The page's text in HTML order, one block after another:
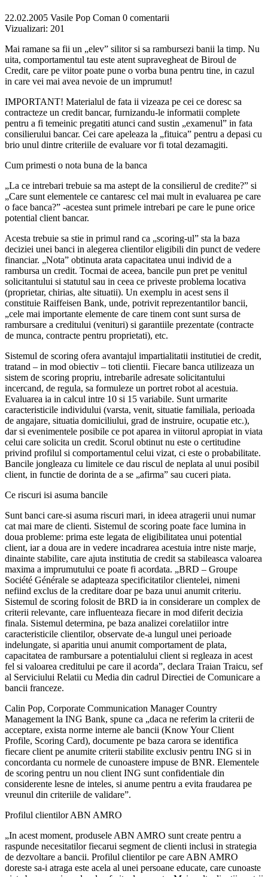
22.02.2005 Vasile Pop Coman 0 comentarii
Vizualizari: 201
Mai ramane sa fii un „elev” silitor si sa rambursezi banii la timp. Nu
uita, comportamentul tau este atent supravegheat de Biroul de
Credit, care pe viitor poate pune o vorba buna pentru tine, in cazul
in care vei mai avea nevoie de un imprumut!
IMPORTANT! Materialul de fata ii vizeaza pe cei ce doresc sa
contracteze un credit bancar, furnizandu-le informatii complete
pentru a fi temeinic pregatiti atunci cand sustin „examenul” in fata
consilierului bancar. Cei care apeleaza la „fituica” pentru a depasi cu
brio unul dintre criteriile de evaluare vor fi total dezamagiti.
Cum primesti o nota buna de la banca
„La ce intrebari trebuie sa ma astept de la consilierul de credite?” si
„Care sunt elementele ce cantaresc cel mai mult in evaluarea pe care
o face banca?” -acestea sunt primele intrebari pe care le pune orice
potential client bancar.
Acesta trebuie sa stie in primul rand ca „scoring-ul” sta la baza
deciziei unei banci in alegerea clientilor eligibili din punct de vedere
financiar. „Nota” obtinuta arata capacitatea unui individ de a
rambursa un credit. Tocmai de aceea, bancile pun pret pe venitul
solicitantului si statutul sau in ceea ce priveste problema locativa
(proprietar, chirias, alte situatii). Un exemplu in acest sens il
constituie Raiffeisen Bank, unde, potrivit reprezentantilor bancii,
„cele mai importante elemente de care tinem cont sunt sursa de
rambursare a creditului (venituri) si garantiile prezentate (contracte
de munca, contracte pentru proprietati), etc.
Sistemul de scoring ofera avantajul impartialitatii institutiei de credit,
tratand – in mod obiectiv – toti clientii. Fiecare banca utilizeaza un
sistem de scoring propriu, intrebarile adresate solicitantului
incercand, de regula, sa formuleze un portret robot al acestuia.
Evaluarea ia in calcul intre 10 si 15 variabile. Sunt urmarite
caracteristicile individului (varsta, venit, situatie familiala, perioada
de angajare, situatia domiciliului, grad de instruire, ocupatie etc.),
dar si evenimentele posibile ce pot aparea in viitorul apropiat in viata
celui care solicita un credit. Scorul obtinut nu este o certitudine
privind profilul si comportamentul celui vizat, ci este o probabilitate.
Bancile jongleaza cu limitele ce dau riscul de neplata al unui posibil
client, in functie de dorinta de a se „afirma” sau cuceri piata.
Ce riscuri isi asuma bancile
Sunt banci care-si asuma riscuri mari, in ideea atragerii unui numar
cat mai mare de clienti. Sistemul de scoring poate face lumina in
doua probleme: prima este legata de eligibilitatea unui potential
client, iar a doua are in vedere incadrarea acestuia intre niste marje,
dinainte stabilite, care ajuta institutia de credit sa stabileasca valoarea
maxima a imprumutului ce poate fi acordata. „BRD – Groupe
Société Générale se adapteaza specificitatilor clientelei, nimeni
nefiind exclus de la creditare doar pe baza unui anumit criteriu.
Sistemul de scoring folosit de BRD ia in considerare un complex de
criterii relevante, care influenteaza fiecare in mod diferit decizia
finala. Sistemul determina, pe baza analizei corelatiilor intre
caracteristicile clientilor, observate de-a lungul unei perioade
indelungate, si aparitia unui anumit comportament de plata,
capacitatea de rambursare a potentialului client si regleaza in acest
fel si valoarea creditului pe care il acorda”, declara Traian Traicu, sef
al Serviciului Relatii cu Media din cadrul Directiei de Comunicare a
bancii franceze.
Calin Pop, Corporate Communication Manager Country
Management la ING Bank, spune ca „daca ne referim la criterii de
acceptare, exista norme interne ale bancii (Know Your Client
Profile, Scoring Card), documente pe baza carora se identifica
fiecare client pe anumite criterii stabilite exclusiv pentru ING si in
concordanta cu normele de cunoastere impuse de BNR. Elementele
de scoring pentru un nou client ING sunt confidentiale din
considerente lesne de inteles, si anume pentru a evita fraudarea pe
vreunul din criteriile de validare”.
Profilul clientilor ABN AMRO
„In acest moment, produsele ABN AMRO sunt create pentru a
raspunde necesitatilor fiecarui segment de clienti inclusi in strategia
de dezvoltare a bancii. Profilul clientilor pe care ABN AMRO
doreste sa-i atraga este acela al unei persoane educate, care cunoaste